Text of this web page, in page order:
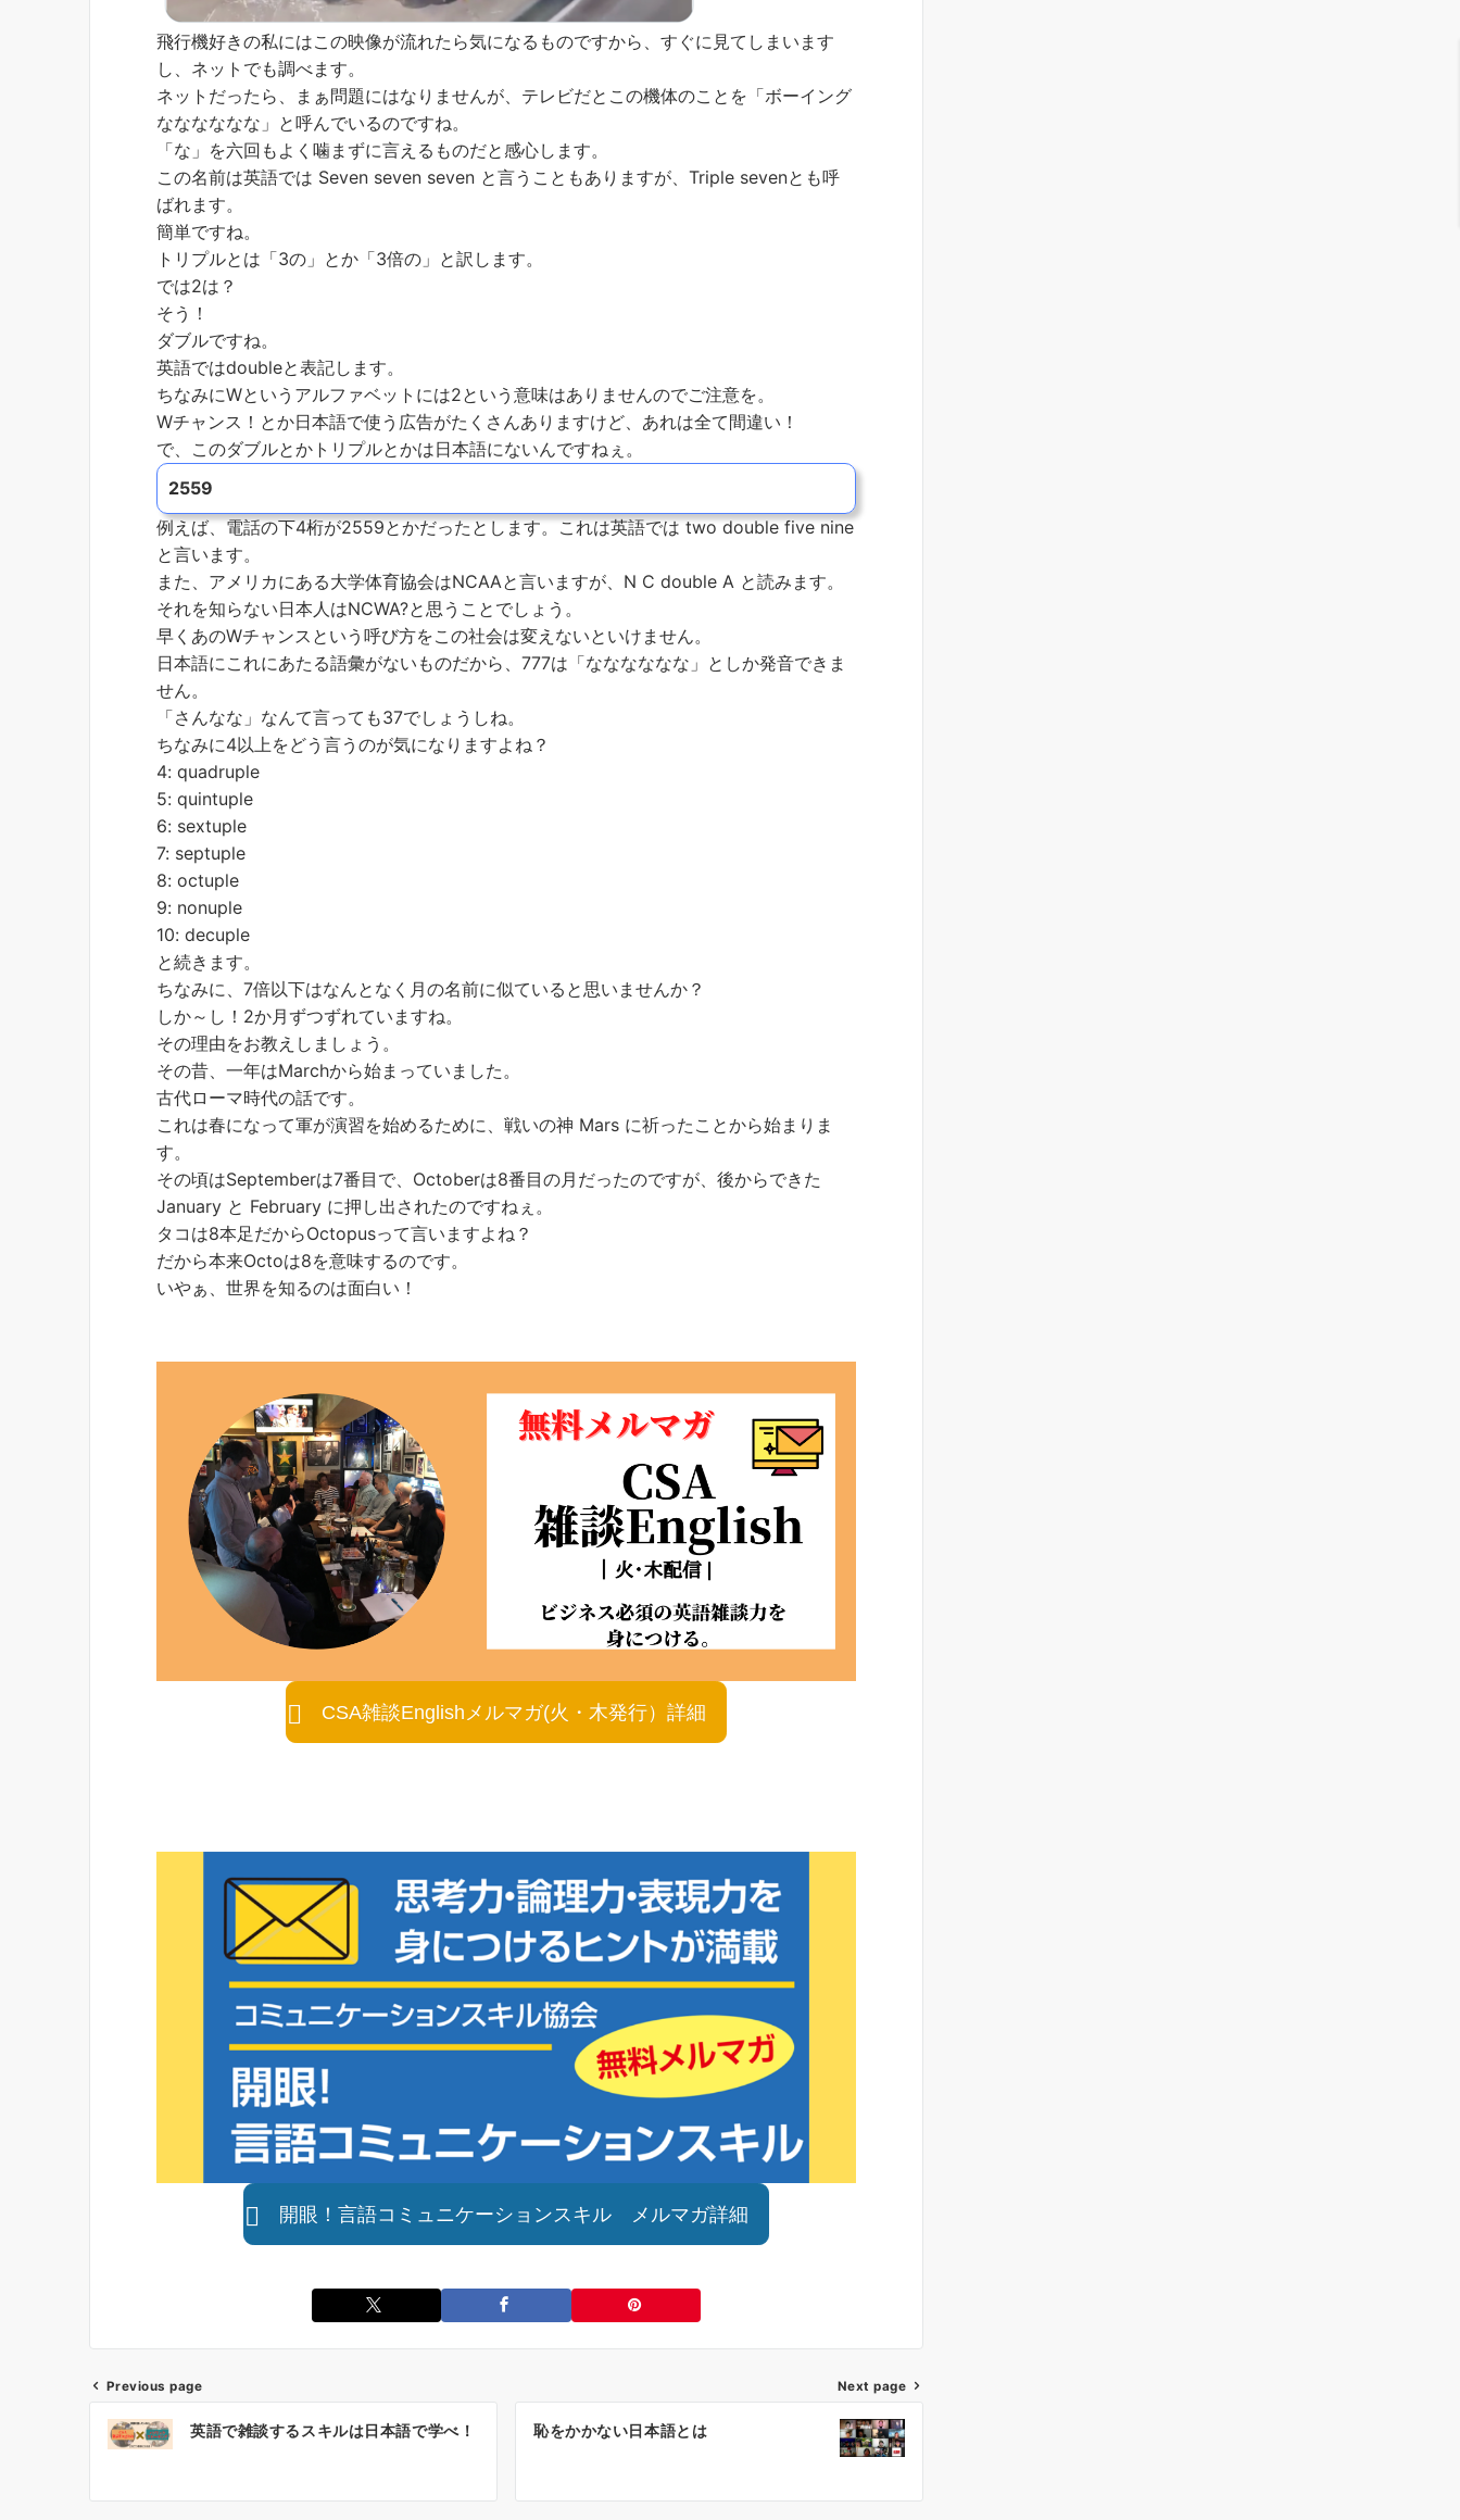
飛行機好きの私にはこの映像が流れたら気になるものですから、すぐに見てしまいます
し、ネットでも調べます。
ネットだったら、まぁ問題にはなりませんが、テレビだとこの機体のことを「ボーイング
なななななな」と呼んでいるのですね。
「な」を六回もよく噛まずに言えるものだと感心します。
この名前は英語では Seven seven seven と言うこともありますが、Triple sevenとも呼
ばれます。
簡単ですね。
トリプルとは「3の」とか「3倍の」と訳します。
では2は？
そう！
ダブルですね。
英語ではdoubleと表記します。
ちなみにWというアルファベットには2という意味はありませんのでご注意を。
Wチャンス！とか日本語で使う広告がたくさんありますけど、あれは全て間違い！
で、このダブルとかトリプルとかは日本語にないんですねぇ。
2559
例えば、電話の下4桁が2559とかだったとします。これは英語では two double five nine
と言います。
また、アメリカにある大学体育協会はNCAAと言いますが、N C double A と読みます。
それを知らない日本人はNCWA?と思うことでしょう。
早くあのWチャンスという呼び方をこの社会は変えないといけません。
日本語にこれにあたる語彙がないものだから、777は「なななななな」としか発音できま
せん。
「さんなな」なんて言っても37でしょうしね。
ちなみに4以上をどう言うのが気になりますよね？
4: quadruple
5: quintuple
6: sextuple
7: septuple
8: octuple
9: nonuple
10: decuple
と続きます。
ちなみに、7倍以下はなんとなく月の名前に似ていると思いませんか？
しか～し！2か月ずつずれていますね。
その理由をお教えしましょう。
その昔、一年はMarchから始まっていました。
古代ローマ時代の話です。
これは春になって軍が演習を始めるために、戦いの神 Mars に祈ったことから始まりま
す。
その頃はSeptemberは7番目で、Octoberは8番目の月だったのですが、後からできた
January と February に押し出されたのですねぇ。
タコは8本足だからOctopusって言いますよね？
だから本来Octoは8を意味するのです。
いやぁ、世界を知るのは面白い！
CSA雑談Englishメルマガ(火・木発行）詳細
開眼！言語コミュニケーションスキル メルマガ詳細
Previous page
英語で雑談するスキルは日本語で学べ！
Next page
恥をかかない日本語とは